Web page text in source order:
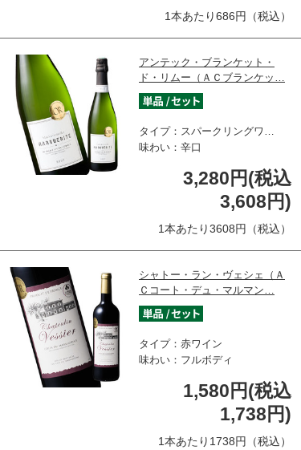
1本あたり686円（税込）
アンテック・ブランケット・
ド・リムー（ＡＣブランケッ…
タイプ：スパークリングワ…
味わい：辛口
3,280円(税込
3,608円)
1本あたり3608円（税込）
シャトー・ラン・ヴェシェ（Ａ
Ｃコート・デュ・マルマン…
タイプ：赤ワイン
味わい：フルボディ
1,580円(税込
1,738円)
1本あたり1738円（税込）